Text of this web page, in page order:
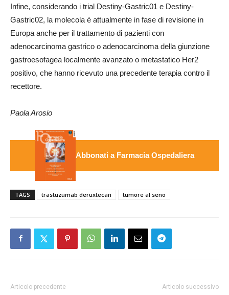
Infine, considerando i trial Destiny-Gastric01 e Destiny-
Gastric02, la molecola è attualmente in fase di revisione in
Europa anche per il trattamento di pazienti con
adenocarcinoma gastrico o adenocarcinoma della giunzione
gastroesofagea localmente avanzato o metastatico Her2
positivo, che hanno ricevuto una precedente terapia contro il
recettore.
Paola Arosio
Abbonati a Farmacia Ospedaliera
TAGS trastuzumab deruxtecan tumore al seno
Articolo precedente Articolo successivo